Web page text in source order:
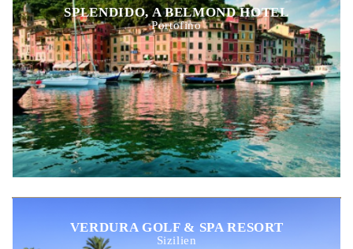
SPLENDIDO, A BELMOND HOTEL
Portofino
VERDURA GOLF & SPA RESORT
Sizilien